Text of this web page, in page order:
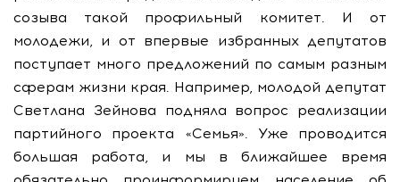
созыва такой профильный комитет. И от
молодежи, и от впервые избранных депутатов
поступает много предложений по самым разным
сферам жизни края. Например, молодой депутат
Светлана Зейнова подняла вопрос реализации
партийного проекта «Семья». Уже проводится
большая работа, и мы в ближайшее время